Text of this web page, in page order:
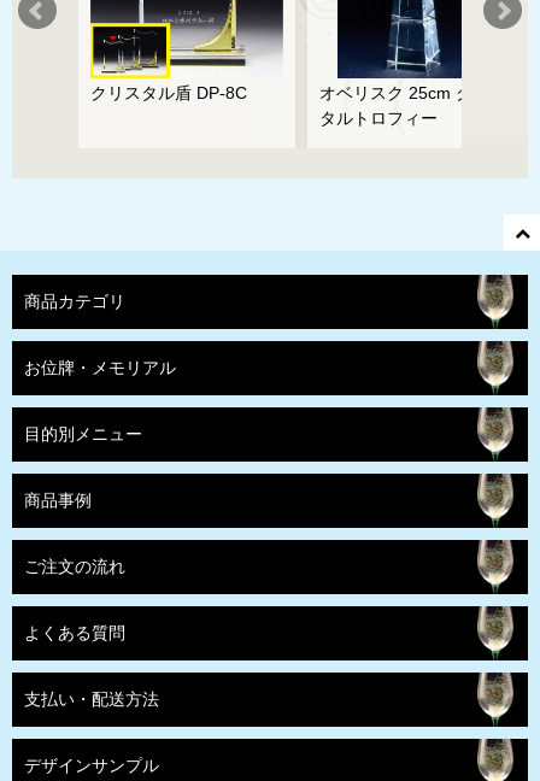
クリスタル盾 DP-8C
オベリスク 25cm クリス
タルトロフィー
商品カテゴリ
お位牌・メモリアル
目的別メニュー
商品事例
ご注文の流れ
よくある質問
支払い・配送方法
デザインサンプル